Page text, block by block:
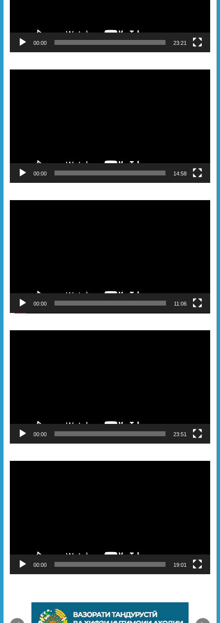
00:00 23:21
00:00 14:58
00:00 11:06
00:00 23:51
00:00 19:01